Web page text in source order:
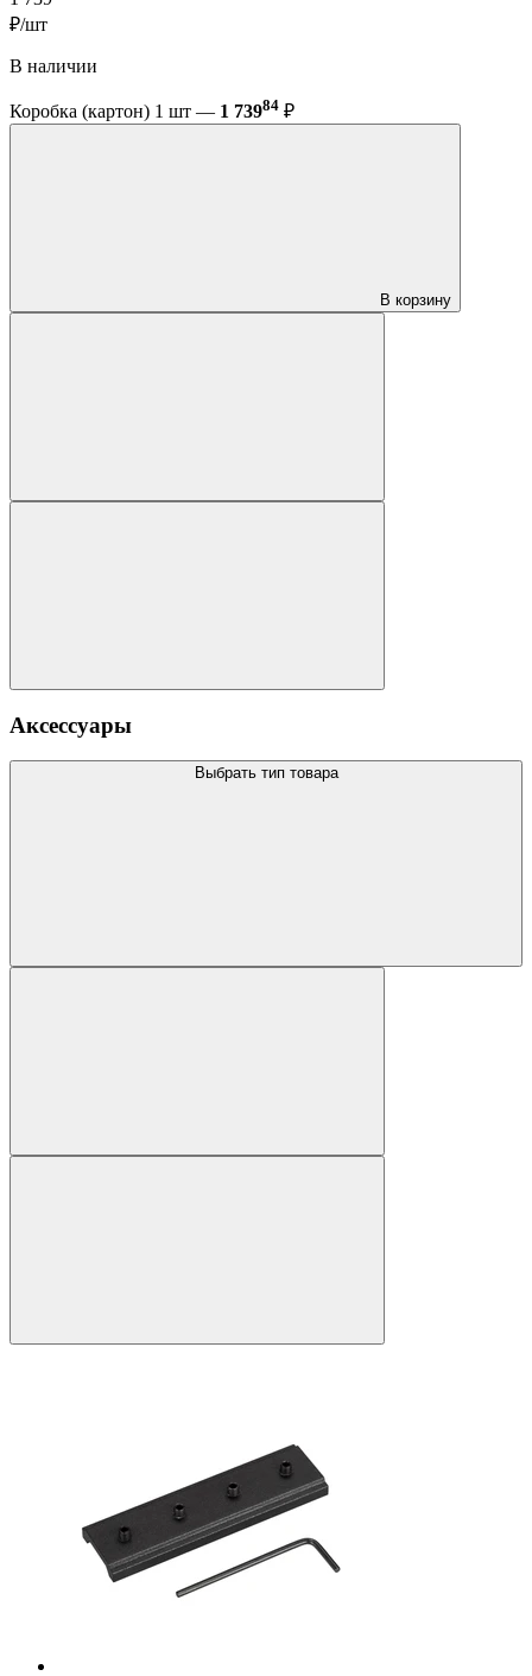
₽/шт
В наличии
Коробка (картон) 1 шт — 1 73984 ₽
В корзину
Аксессуары
Выбрать тип товара